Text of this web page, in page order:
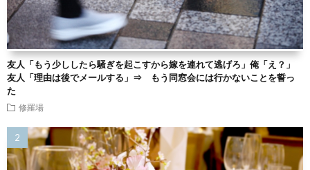
友人「もう少ししたら騒ぎを起こすから嫁を連れて逃げろ」俺「え？」
友人「理由は後でメールする」⇒ もう同窓会には行かないことを誓っ
た
修羅場